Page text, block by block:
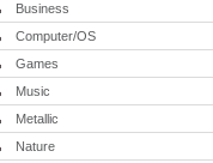
Business
Computer/OS
Games
Music
Metallic
Nature